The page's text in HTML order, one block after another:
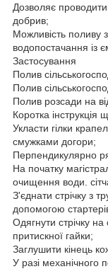
Дозволяє
добрив;
Можливість поливу
водопостачання із
Застосування
Полив
Полив
Полив розсади на
Коротка інструкція
Укласти гілки
смужками догори;
Перпендикулярно
На початку
очищення води.
З'єднати стрічку з
допомогою
Одягнути стрічку
притискної гайки;
Заглушити кінець
У разі механічного